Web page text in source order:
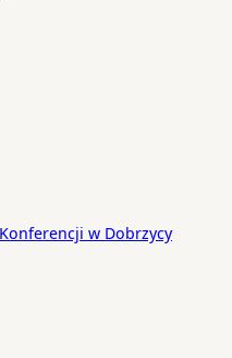
w Dobrzycy